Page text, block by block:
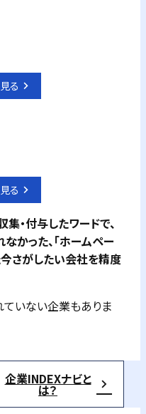
る
る
・付与したワードで、
かった、「ホームペー
今さがしたい会社を精度
ていない企業もありま
企業INDEXナビと
は？